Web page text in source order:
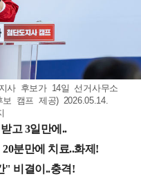
사 후보가 14일 선거사무소
캠프 제공) 2026.05.14.